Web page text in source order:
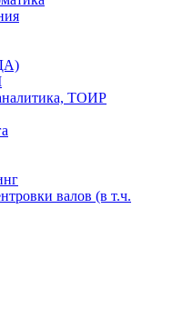
ТОИР
валов (в т.ч.